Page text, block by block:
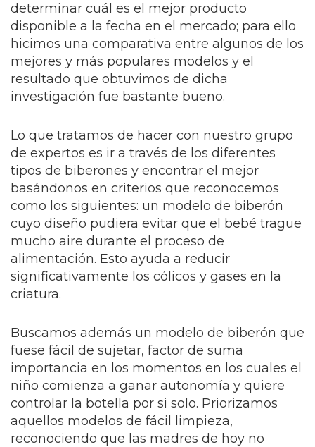
determinar cuál es el mejor producto
disponible a la fecha en el mercado; para ello
hicimos una comparativa entre algunos de los
mejores y más populares modelos y el
resultado que obtuvimos de dicha
investigación fue bastante bueno.
Lo que tratamos de hacer con nuestro grupo
de expertos es ir a través de los diferentes
tipos de biberones y encontrar el mejor
basándonos en criterios que reconocemos
como los siguientes: un modelo de biberón
cuyo diseño pudiera evitar que el bebé trague
mucho aire durante el proceso de
alimentación. Esto ayuda a reducir
significativamente los cólicos y gases en la
criatura.
Buscamos además un modelo de biberón que
fuese fácil de sujetar, factor de suma
importancia en los momentos en los cuales el
niño comienza a ganar autonomía y quiere
controlar la botella por si solo. Priorizamos
aquellos modelos de fácil limpieza,
reconociendo que las madres de hoy no